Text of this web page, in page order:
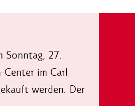
Sonntag, 27.
Center im Carl
werden. Der